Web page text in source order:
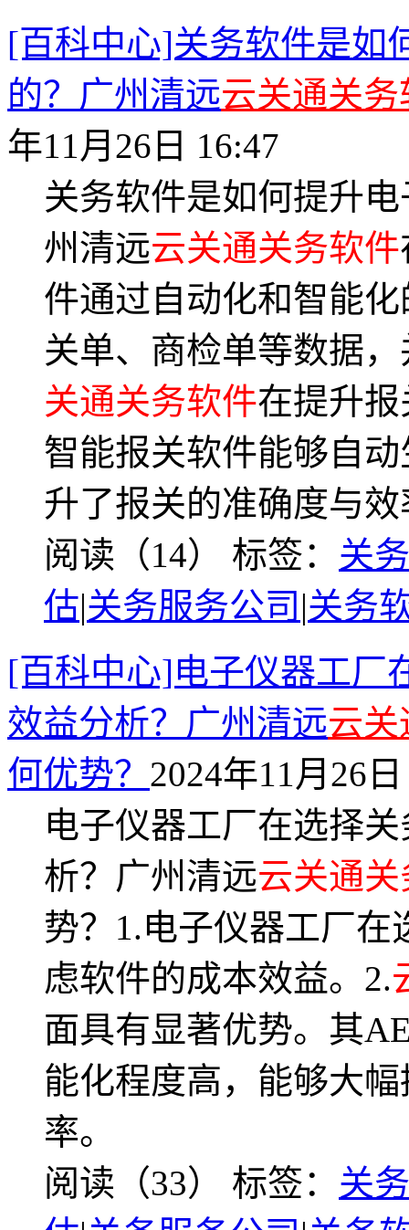
[百科中心]关务软件是如
的？广州清远云关通关务
年11月26日 16:47
关务软件是如何提升
州清远云关通关务软件
件通过自动化和智能
关单、商检单等数据
关通关务软件在提升
智能报关软件能够自
升了报关的准确度与效
阅读（14） 标签： 关
估|关务服务公司 |关务
[百科中心]电子仪器工厂
效益分析？广州清远云关
何优势？ 2024年11月26
电子仪器工厂在选择
析？广州清远云关通
势？1.电子仪器工厂
虑软件的成本效益。2.
面具有显著优势。其
能化程度高，能够大
率。
阅读（33） 标签： 关